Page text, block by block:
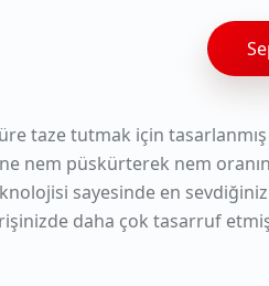
taze tutmak için tasarlanmış
nem püskürterek nem
sayesinde en
daha çok tasarruf